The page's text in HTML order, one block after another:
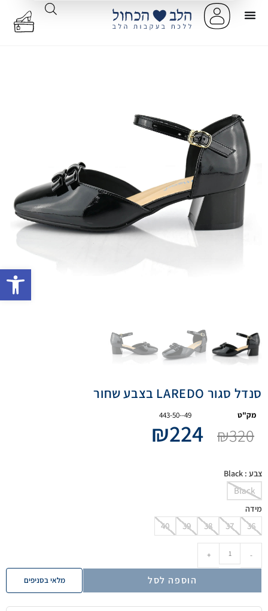
סנדל סגור LAREDO בצבע שחור
מק"ט 443-50--49
₪320
₪224
צבע : Black
Black
מידה
36
37
38
39
40
-
+
הוספה לסל מלאי בסניפים